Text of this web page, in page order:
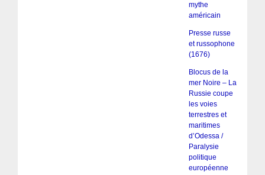
mythe
américain
Presse russe
et russophone
(1676)
Blocus de la
mer Noire – La
Russie coupe
les voies
terrestres et
maritimes
d’Odessa /
Paralysie
politique
européenne